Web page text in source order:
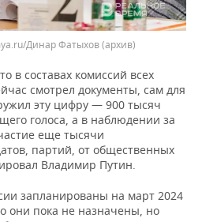
Динар Фатыхов (архив)
в составах комиссий всех
смотрел документы, сам для
эту цифру — 900 тысяч
голоса, а в наблюдении за
еще тысячи
партий, от общественных
Владимир Путин.
запланированы на март 2024
они пока не назначены, но